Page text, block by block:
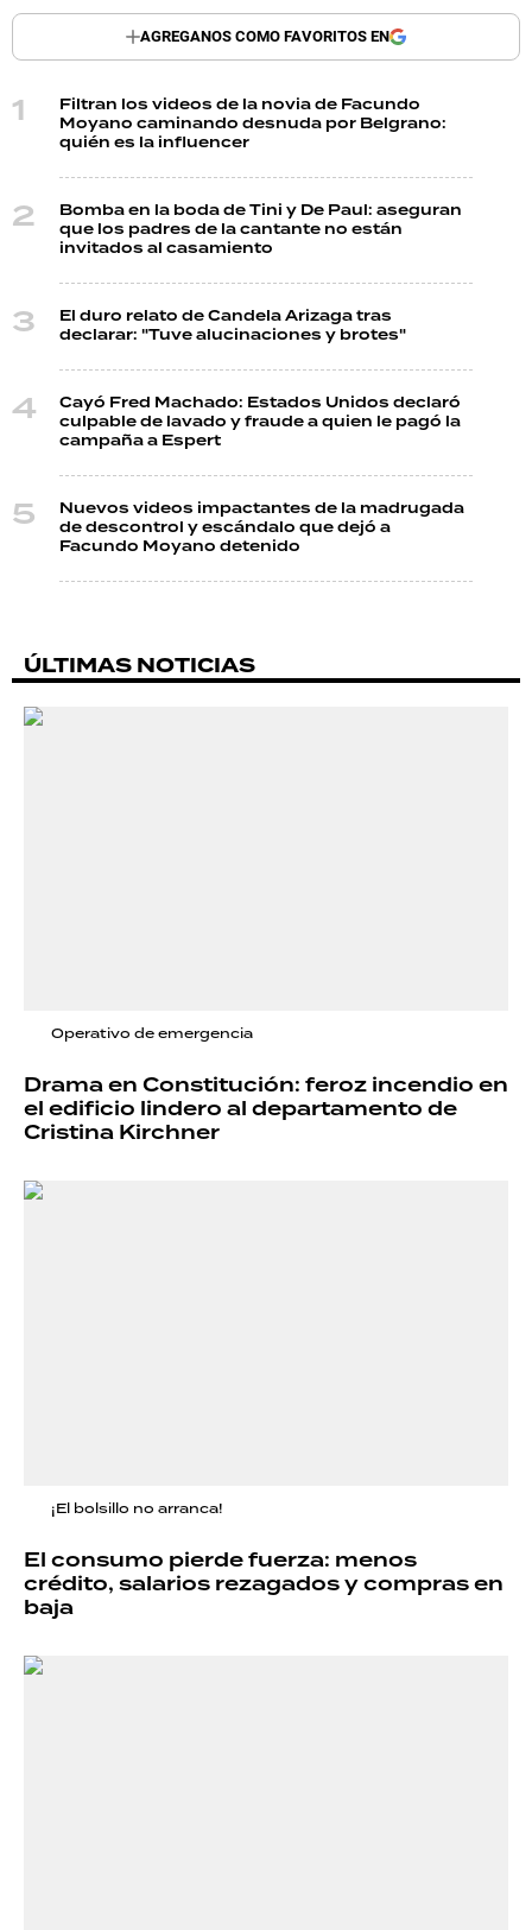
AGREGANOS COMO FAVORITOS EN
Filtran los videos de la novia de Facundo
Moyano caminando desnuda por Belgrano:
quién es la influencer
Bomba en la boda de Tini y De Paul: aseguran
que los padres de la cantante no están
invitados al casamiento
El duro relato de Candela Arizaga tras
declarar: "Tuve alucinaciones y brotes"
Cayó Fred Machado: Estados Unidos declaró
culpable de lavado y fraude a quien le pagó la
campaña a Espert
Nuevos videos impactantes de la madrugada
de descontrol y escándalo que dejó a
Facundo Moyano detenido
ÚLTIMAS NOTICIAS
Operativo de emergencia
Drama en Constitución: feroz incendio en
el edificio lindero al departamento de
Cristina Kirchner
¡El bolsillo no arranca!
El consumo pierde fuerza: menos
crédito, salarios rezagados y compras en
baja